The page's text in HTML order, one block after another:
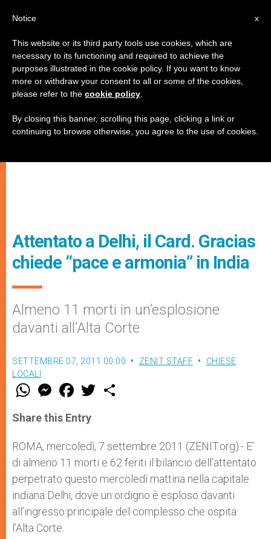
Attentato a Delhi, il Card. Gracias
chiede “pace e armonia” in India
Almeno 11 morti in un’esplosione
davanti all’Alta Corte
SETTEMBRE 07, 2011 00:00 ZENIT STAFF
CHIESE
LOCALI
W
t
s
p
p
M
e
s
e
g
e
r
F
a
e
b
o
k
w
r
Share this Entry
ROMA, mercoledì, 7 settembre 2011 (ZENIT.org).- E’
di almeno 11 morti e 62 feriti il bilancio dell’attentato
perpetrato questo mercoledì mattina nella capitale
indiana Delhi, dove un ordigno è esploso davanti
all’ingresso principale del complesso che ospita
l’Alta Corte.
x
Notice
This website or its third party tools use cookies, which are
necessary to its functioning and required to achieve the
purposes illustrated in the cookie policy. If you want to know
more or withdraw your consent to all or some of the cookies,
please refer to the cookie policy
By closing this banner, scrolling this page, clicking a link or
continuing to browse otherwise, you agree to the use of cookies.